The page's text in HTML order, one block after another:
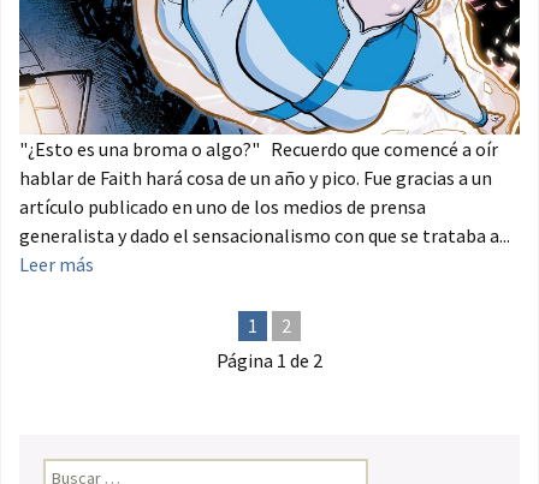
"¿Esto es una broma o algo?" Recuerdo que comencé a oír
hablar de Faith hará cosa de un año y pico. Fue gracias a un
artículo publicado en uno de los medios de prensa
generalista y dado el sensacionalismo con que se trataba a...
Leer más
1
2
Página 1 de 2
Buscar: